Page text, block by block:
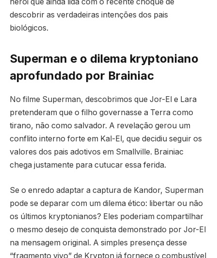
descobrir as verdadeiras intenções dos pais
biológicos.
Superman e o dilema kryptoniano
aprofundado por Brainiac
No filme Superman, descobrimos que Jor-El e Lara
pretenderam que o filho governasse a Terra como
tirano, não como salvador. A revelação gerou um
conflito interno forte em Kal-El, que decidiu seguir os
valores dos pais adotivos em Smallville. Brainiac
chega justamente para cutucar essa ferida.
Se o enredo adaptar a captura de Kandor, Superman
pode se deparar com um dilema ético: libertar ou não
os últimos kryptonianos? Eles poderiam compartilhar
o mesmo desejo de conquista demonstrado por Jor-El
na mensagem original. A simples presença desse
“fragmento vivo” de Krypton já fornece o combustível